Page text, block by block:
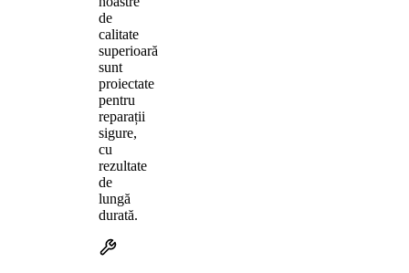
de
calitate
superioară
sunt
proiectate
pentru
reparații
sigure,
cu
rezultate
de
lungă
durată.